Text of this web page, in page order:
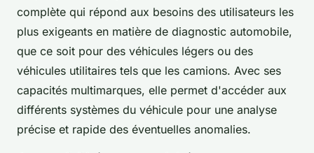
complète qui répond aux besoins des utilisateurs les
plus exigeants en matière de diagnostic automobile,
que ce soit pour des véhicules légers ou des
véhicules utilitaires tels que les camions. Avec ses
capacités multimarques, elle permet d'accéder aux
différents systèmes du véhicule pour une analyse
précise et rapide des éventuelles anomalies.